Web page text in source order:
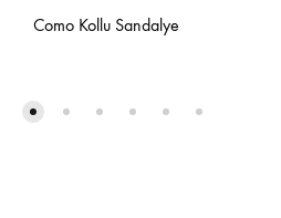
Como Kollu Sandalye